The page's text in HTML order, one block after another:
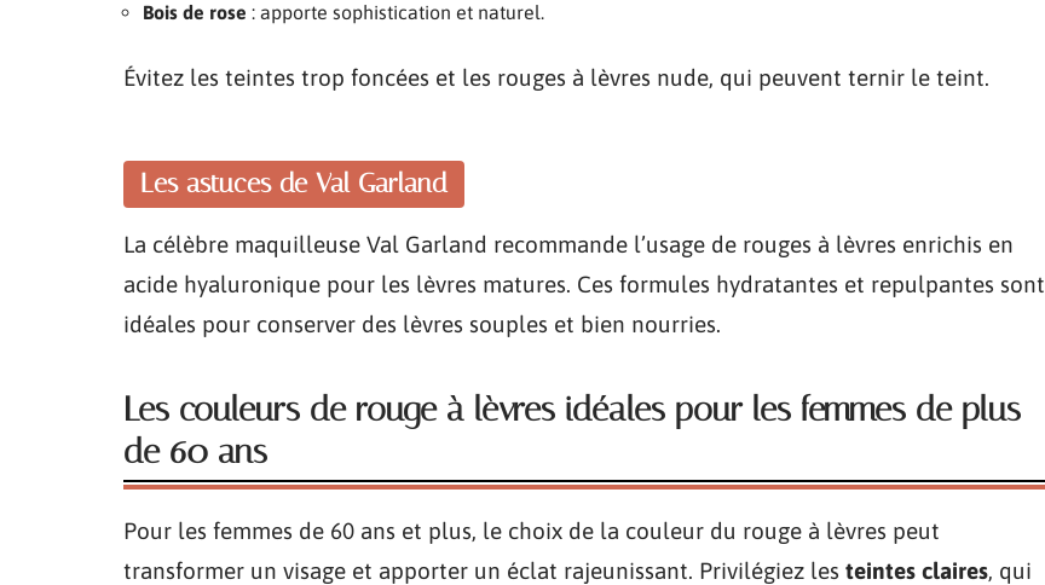
Bois de rose : apporte sophistication et naturel.
Évitez les teintes trop foncées et les rouges à lèvres nude, qui peuvent ternir le teint.
Les astuces de Val Garland
La célèbre maquilleuse Val Garland recommande l’usage de rouges à lèvres enrichis en
acide hyaluronique pour les lèvres matures. Ces formules hydratantes et repulpantes sont
idéales pour conserver des lèvres souples et bien nourries.
Les couleurs de rouge à lèvres idéales pour les femmes de plus
de 60 ans
Pour les femmes de 60 ans et plus, le choix de la couleur du rouge à lèvres peut
transformer un visage et apporter un éclat rajeunissant. Privilégiez les teintes claires, qui